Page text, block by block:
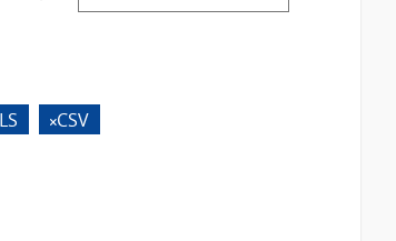
CSV